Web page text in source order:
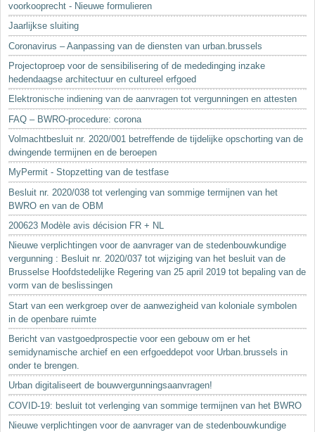
voorkooprecht - Nieuwe formulieren
Jaarlijkse sluiting
Coronavirus – Aanpassing van de diensten van urban.brussels
Projectoproep voor de sensibilisering of de mededinging inzake
hedendaagse architectuur en cultureel erfgoed
Elektronische indiening van de aanvragen tot vergunningen en attesten
FAQ – BWRO-procedure: corona
Volmachtbesluit nr. 2020/001 betreffende de tijdelijke opschorting van de
dwingende termijnen en de beroepen
MyPermit - Stopzetting van de testfase
Besluit nr. 2020/038 tot verlenging van sommige termijnen van het
BWRO en van de OBM
200623 Modèle avis décision FR + NL
Nieuwe verplichtingen voor de aanvrager van de stedenbouwkundige
vergunning : Besluit nr. 2020/037 tot wijziging van het besluit van de
Brusselse Hoofdstedelijke Regering van 25 april 2019 tot bepaling van de
vorm van de beslissingen
Start van een werkgroep over de aanwezigheid van koloniale symbolen
in de openbare ruimte
Bericht van vastgoedprospectie voor een gebouw om er het
semidynamische archief en een erfgoeddepot voor Urban.brussels in
onder te brengen.
Urban digitaliseert de bouwvergunningsaanvragen!
COVID-19: besluit tot verlenging van sommige termijnen van het BWRO
Nieuwe verplichtingen voor de aanvrager van de stedenbouwkundige